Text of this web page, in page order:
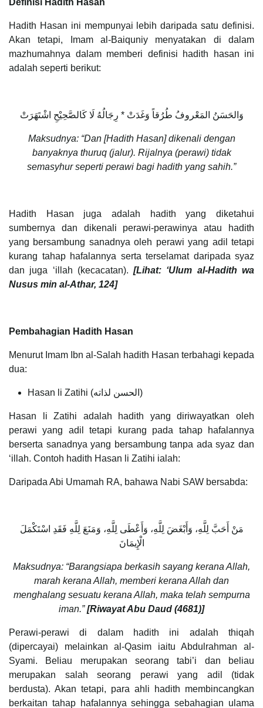
Definisi Hadith Hasan
Hadith Hasan ini mempunyai lebih daripada satu definisi.
Akan tetapi, Imam al-Baiquniy menyatakan di dalam
mazhumahnya dalam memberi definisi hadith hasan ini
adalah seperti berikut:
وَالحَسَنُ المَعْروفُ طُرُقاً وَغَدَتْ * رِجَالُهُ لَا كَالصَّحِيْحِ اشْتَهَرَتْ
Maksudnya: “Dan [Hadith Hasan] dikenali dengan
banyaknya thuruq (jalur). Rijalnya (perawi) tidak
semasyhur seperti perawi bagi hadith yang sahih.”
Hadith Hasan juga adalah hadith yang diketahui
sumbernya dan dikenali perawi-perawinya atau hadith
yang bersambung sanadnya oleh perawi yang adil tetapi
kurang tahap hafalannya serta terselamat daripada syaz
dan juga ‘illah (kecacatan).[Lihat: ‘Ulum al-Hadith wa
Nusus min al-Athar, 124]
Pembahagian Hadith Hasan
Menurut Imam Ibn al-Salah hadith Hasan terbahagi kepada
dua:
Hasan li Zatihi (الحسن لذاته)
Hasan li Zatihi adalah hadith yang diriwayatkan oleh
perawi yang adil tetapi kurang pada tahap hafalannya
berserta sanadnya yang bersambung tanpa ada syaz dan
‘illah. Contoh hadith Hasan li Zatihi ialah:
Daripada Abi Umamah RA, bahawa Nabi SAW bersabda:
مَنْ أَحَبَّ لِلَّهِ، وَأَبْغَضَ لِلَّهِ، وَأَعْطَى لِلَّهِ، وَمَنَعَ لِلَّهِ فَقَدِ اسْتَكْمَلَ
الْإِيمَانَ
Maksudnya: “Barangsiapa berkasih sayang kerana Allah,
marah kerana Allah, memberi kerana Allah dan
menghalang sesuatu kerana Allah, maka telah sempurna
iman.”[Riwayat Abu Daud (4681)]
Perawi-perawi di dalam hadith ini adalah thiqah
(dipercayai) melainkan al-Qasim iaitu Abdulrahman al-
Syami. Beliau merupakan seorang tabi’i dan beliau
merupakan salah seorang perawi yang adil (tidak
berdusta). Akan tetapi, para ahli hadith membincangkan
berkaitan tahap hafalannya sehingga sebahagian ulama